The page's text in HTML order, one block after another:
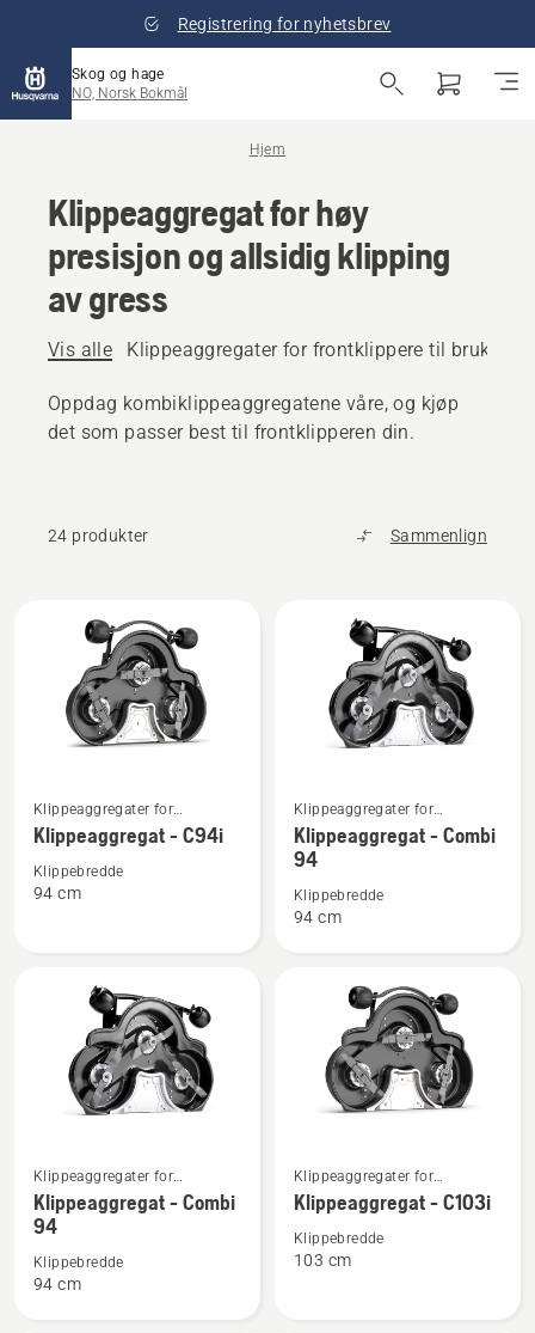
Registrering for nyhetsbrev
Skog og hage
NO, Norsk Bokmål
Hjem
Klippeaggregat for høy
presisjon og allsidig klipping
av gress
Vis alle Klippeaggregater for frontklippere til bruk i
Oppdag kombiklippeaggregatene våre, og kjøp
det som passer best til frontklipperen din.
24 produkter Sammenlign
produkter
flere
detaljer
om
Klippeaggregat
Klippeaggregater for
frontklippere til bruk i
boligområder
Klippeaggregat - C94i
Klippebredde
94 cm
flere
detaljer
Klippeaggregat
Klippeaggregater for
frontklippere til bruk i
boligområder
Klippeaggregat - Combi
94
Klippebredde
94 cm
flere
detaljer
Klippeaggregat
Klippeaggregater for
frontklippere til bruk i
boligområder
Klippeaggregat - Combi
94
Klippebredde
94 cm
flere
detaljer
om
Klippeaggregat
Klippeaggregater for
frontklippere til bruk i
boligområder
Klippeaggregat - C103i
Klippebredde
103 cm